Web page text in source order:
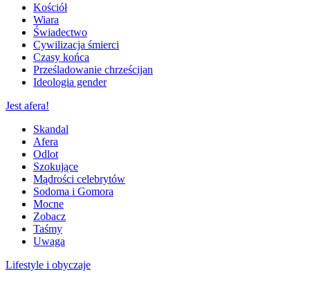
Kościół
Wiara
Świadectwo
Cywilizacja śmierci
Czasy końca
Prześladowanie chrześcijan
Ideologia gender
Jest afera!
Skandal
Afera
Odlot
Szokujące
Mądrości celebrytów
Sodoma i Gomora
Mocne
Zobacz
Taśmy
Uwaga
Lifestyle i obyczaje